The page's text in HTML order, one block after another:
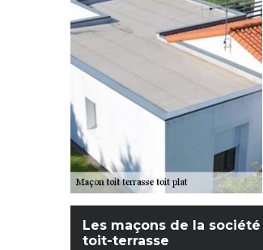
Les maçons de la
toit-terrasse